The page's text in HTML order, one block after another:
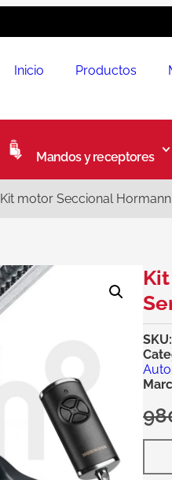
Inicio Productos
Mandos y receptores
Kit motor Seccional